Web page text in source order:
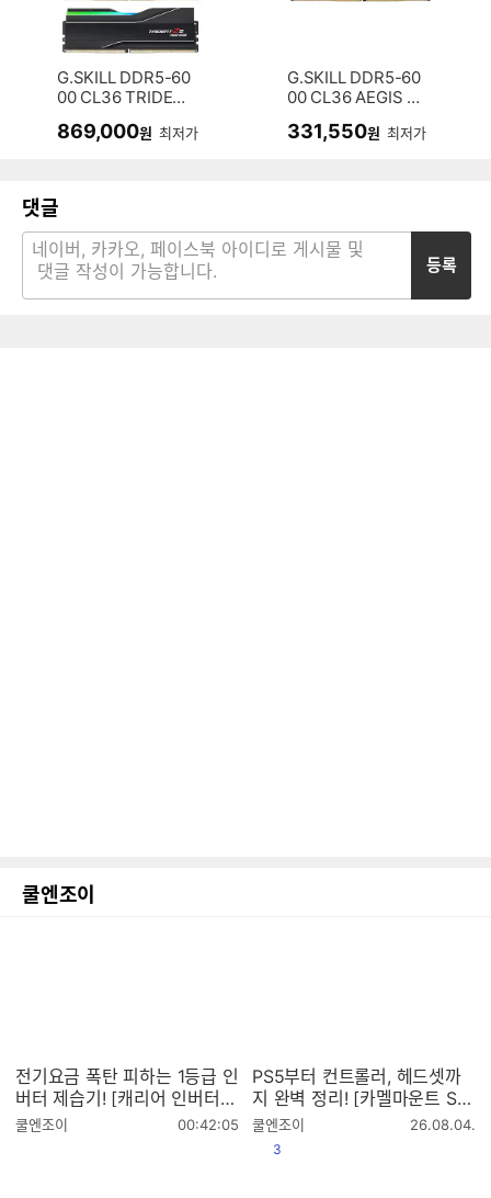
G.SKILL DDR5-60
00 CL36 TRIDEN
패키지 (32GB(16G
869,000원 최저가
G.SKILL DDR5-60
00 CL36 AEGIS 5
331,550원 최저가
댓글
등록
쿨엔조이
전기요금 폭탄 피하는 1등급 인
버터 제습기! [캐리어 인버터
제습기 29L CDHD290ACLW
쿨엔조이
작
00:42:05
PS5부터 컨트롤러, 헤드셋까
지 완벽 정리! [카멜마운트 SM
BB4, SMBB5]
쿨엔조이
작
26.08.04.
공감
3